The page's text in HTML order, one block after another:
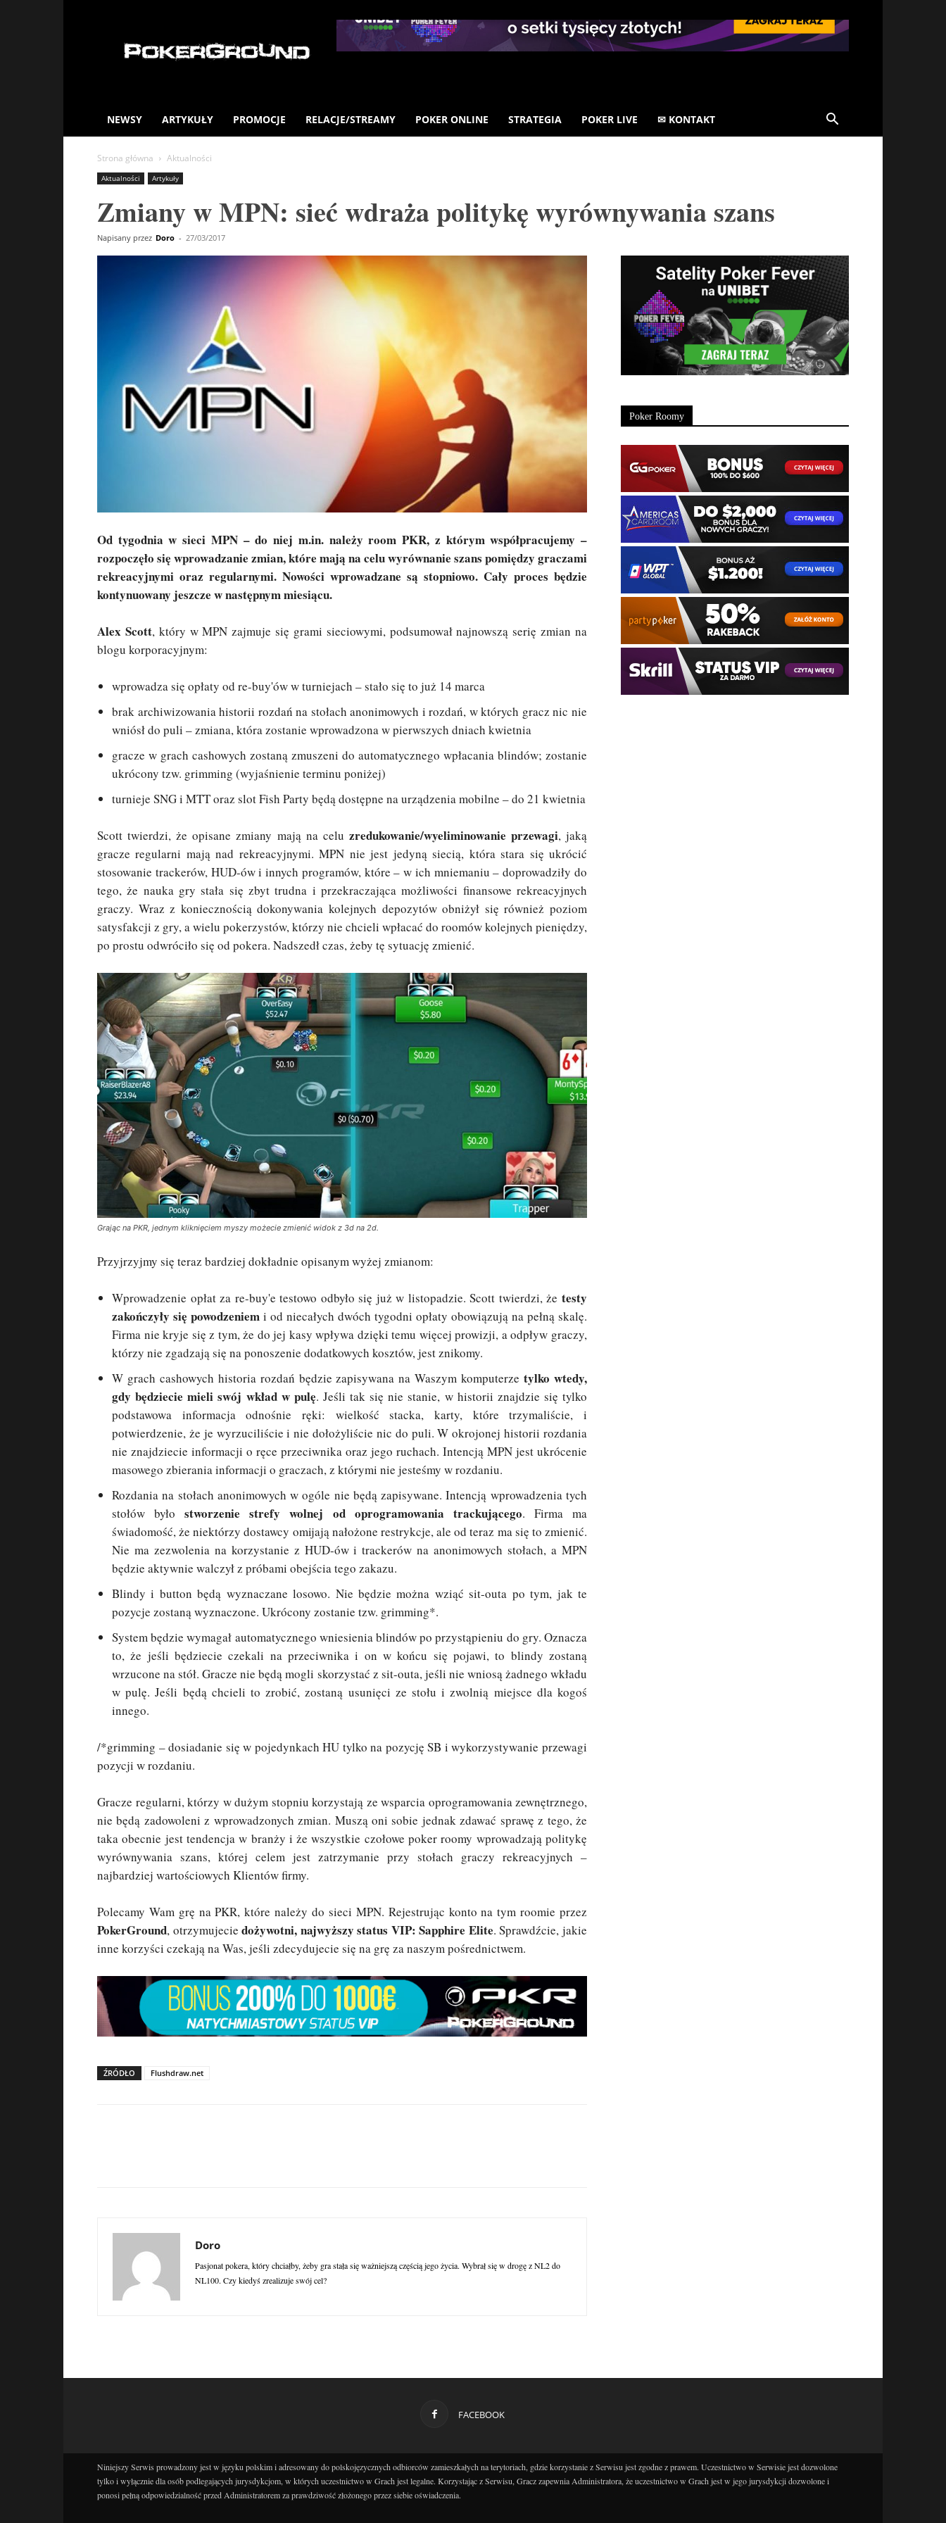
NEWSY ARTYKUŁY PROMOCJE RELACJE/STREAMY POKER ONLINE STRATEGIA POKER LIVE ✉ KONTAKT
Strona główna Aktualności
Aktualności Artykuły
Zmiany w MPN: sieć wdraża politykę wyrównywania szans
Napisany przez Doro - 27/03/2017
Od tygodnia w sieci MPN – do niej m.in. należy room PKR, z którym współpracujemy –
rozpoczęło się wprowadzanie zmian, które mają na celu wyrównanie szans pomiędzy graczami
rekreacyjnymi oraz regularnymi. Nowości wprowadzane są stopniowo. Cały proces będzie
kontynuowany jeszcze w następnym miesiącu.
Alex Scott, który w MPN zajmuje się grami sieciowymi, podsumował najnowszą serię zmian na
blogu korporacyjnym:
wprowadza się opłaty od re-buy'ów w turniejach – stało się to już 14 marca
brak archiwizowania historii rozdań na stołach anonimowych i rozdań, w których gracz nic nie
wniósł do puli – zmiana, która zostanie wprowadzona w pierwszych dniach kwietnia
gracze w grach cashowych zostaną zmuszeni do automatycznego wpłacania blindów; zostanie
ukrócony tzw. grimming (wyjaśnienie terminu poniżej)
turnieje SNG i MTT oraz slot Fish Party będą dostępne na urządzenia mobilne – do 21 kwietnia
Scott twierdzi, że opisane zmiany mają na celu zredukowanie/wyeliminowanie przewagi, jaką
gracze regularni mają nad rekreacyjnymi. MPN nie jest jedyną siecią, która stara się ukrócić
stosowanie trackerów, HUD-ów i innych programów, które – w ich mniemaniu – doprowadziły do
tego, że nauka gry stała się zbyt trudna i przekraczająca możliwości finansowe rekreacyjnych
graczy. Wraz z koniecznością dokonywania kolejnych depozytów obniżył się również poziom
satysfakcji z gry, a wielu pokerzystów, którzy nie chcieli wpłacać do roomów kolejnych pieniędzy,
po prostu odwróciło się od pokera. Nadszedł czas, żeby tę sytuację zmienić.
Grając na PKR, jednym kliknięciem myszy możecie zmienić widok z 3d na 2d.
Przyjrzyjmy się teraz bardziej dokładnie opisanym wyżej zmianom:
Wprowadzenie opłat za re-buy'e testowo odbyło się już w listopadzie. Scott twierdzi, że testy
zakończyły się powodzeniem i od niecałych dwóch tygodni opłaty obowiązują na pełną skalę.
Firma nie kryje się z tym, że do jej kasy wpływa dzięki temu więcej prowizji, a odpływ graczy,
którzy nie zgadzają się na ponoszenie dodatkowych kosztów, jest znikomy.
W grach cashowych historia rozdań będzie zapisywana na Waszym komputerzetylko wtedy,
gdy będziecie mieli swój wkład w pulę. Jeśli tak się nie stanie, w historii znajdzie się tylko
podstawowa informacja odnośnie ręki: wielkość stacka, karty, które trzymaliście, i
potwierdzenie, że je wyrzuciliście i nie dołożyliście nic do puli. W okrojonej historii rozdania
nie znajdziecie informacji o ręce przeciwnika oraz jego ruchach. Intencją MPN jest ukrócenie
masowego zbierania informacji o graczach, z którymi nie jesteśmy w rozdaniu.
Rozdania na stołach anonimowych w ogóle nie będą zapisywane. Intencją wprowadzenia tych
stołów byłostworzenie strefy wolnej od oprogramowania trackującego. Firma ma
świadomość, że niektórzy dostawcy omijają nałożone restrykcje, ale od teraz ma się to zmienić.
Nie ma zezwolenia na korzystanie z HUD-ów i trackerów na anonimowych stołach, a MPN
będzie aktywnie walczył z próbami obejścia tego zakazu.
Blindy i button będą wyznaczane losowo. Nie będzie można wziąć sit-outa po tym, jak te
pozycje zostaną wyznaczone. Ukrócony zostanie tzw. grimming*.
System będzie wymagał automatycznego wniesienia blindów po przystąpieniu do gry. Oznacza
to, że jeśli będziecie czekali na przeciwnika i on w końcu się pojawi, to blindy zostaną
wrzucone na stół. Gracze nie będą mogli skorzystać z sit-outa, jeśli nie wniosą żadnego wkładu
w pulę. Jeśli będą chcieli to zrobić, zostaną usunięci ze stołu i zwolnią miejsce dla kogoś
innego.
/*grimming – dosiadanie się w pojedynkach HU tylko na pozycję SB i wykorzystywanie przewagi
pozycji w rozdaniu.
Gracze regularni, którzy w dużym stopniu korzystają ze wsparcia oprogramowania zewnętrznego,
nie będą zadowoleni z wprowadzonych zmian. Muszą oni sobie jednak zdawać sprawę z tego, że
taka obecnie jest tendencja w branży i że wszystkie czołowe poker roomy wprowadzają politykę
wyrównywania szans, której celem jest zatrzymanie przy stołach graczy rekreacyjnych –
najbardziej wartościowych Klientów firmy.
Polecamy Wam grę na PKR, które należy do sieci MPN. Rejestrując konto na tym roomie przez
PokerGround, otrzymujeciedożywotni, najwyższy status VIP: Sapphire Elite. Sprawdźcie, jakie
inne korzyści czekają na Was, jeśli zdecydujecie się na grę za naszym pośrednictwem.
ŹRÓDŁO Flushdraw.net
Doro
Pasjonat pokera, który chciałby, żeby gra stała się ważniejszą częścią jego życia. Wybrał się w drogę z NL2 do
NL100. Czy kiedyś zrealizuje swój cel?
Poker Roomy
FACEBOOK
Niniejszy Serwis prowadzony jest w języku polskim i adresowany do polskojęzycznych odbiorców zamieszkałych na terytoriach, gdzie korzystanie z Serwisu jest zgodne z prawem. Uczestnictwo w Serwisie jest dozwolone
tylko i wyłącznie dla osób podlegających jurysdykcjom, w których uczestnictwo w Grach jest legalne. Korzystając z Serwisu, Gracz zapewnia Administratora, że uczestnictwo w Grach jest w jego jurysdykcji dozwolone i
ponosi pełną odpowiedzialność przed Administratorem za prawdziwość złożonego przez siebie oświadczenia.